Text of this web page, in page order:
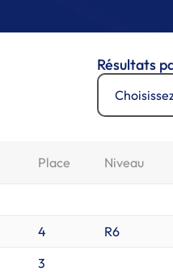
Résultats
Place Niveau
4 R6
3